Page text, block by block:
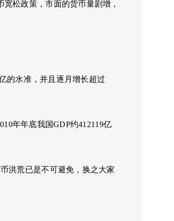
松政策，市面的货币量剧增，
的水准，并且逐月增长超过
年年底我国GDP约412119亿
洪荒已是不可避免，换之大家